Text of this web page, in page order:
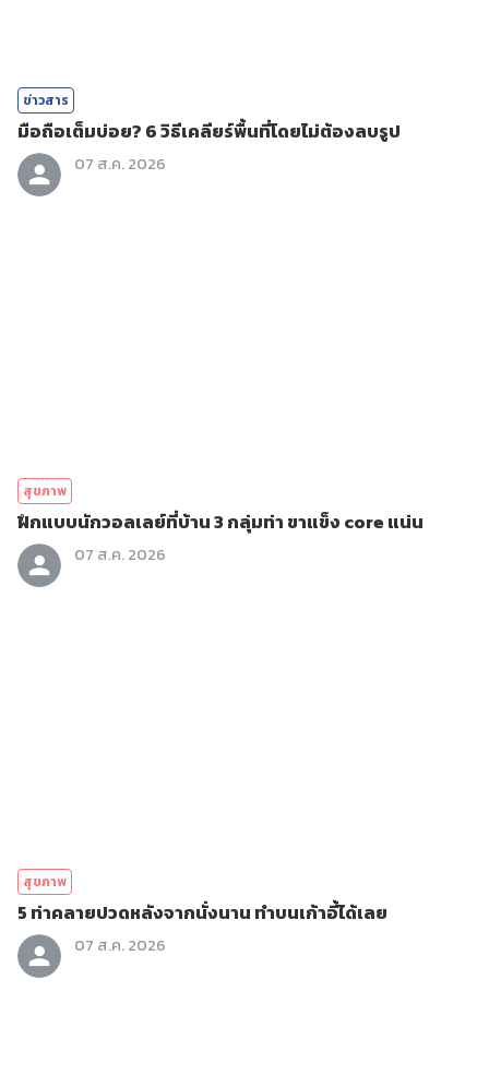
ข่าวสาร
มือถือเต็มบ่อย? 6 วิธีเคลียร์พื้นที่โดยไม่ต้องลบรูป
07 ส.ค. 2026
สุขภาพ
ฝึกแบบนักวอลเลย์ที่บ้าน 3 กลุ่มท่า ขาแข็ง core แน่น
07 ส.ค. 2026
สุขภาพ
5 ท่าคลายปวดหลังจากนั่งนาน ทำบนเก้าอี้ได้เลย
07 ส.ค. 2026